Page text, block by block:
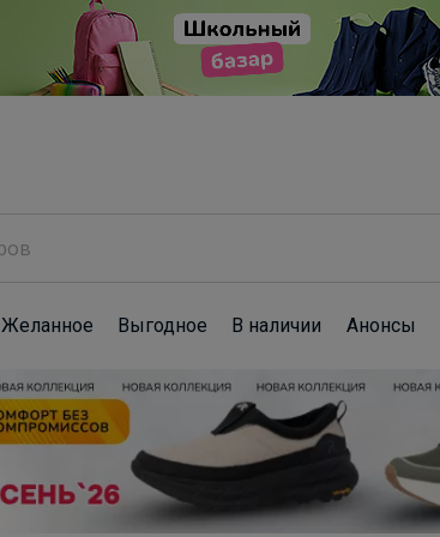
Желанное Выгодное В наличии Анонсы